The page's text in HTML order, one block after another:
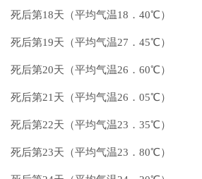
死后第18天（平均气温18．40℃）
死后第19天（平均气温27．45℃）
死后第20天（平均气温26．60℃）
死后第21天（平均气温26．05℃）
死后第22天（平均气温23．35℃）
死后第23天（平均气温23．80℃）